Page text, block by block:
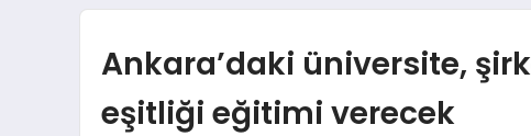
Ankara’daki üniversite,
eşitliği eğitimi verecek